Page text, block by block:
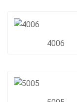
4006